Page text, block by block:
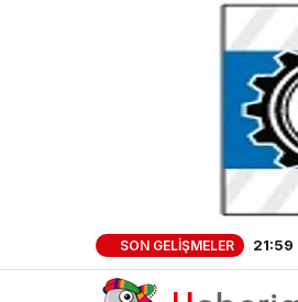
SON GELIŞMELER 21:59